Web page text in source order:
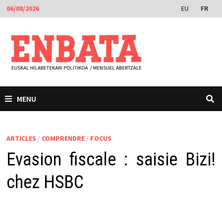
Passer
au
contenu
06/08/2026 EU FR
MENU
ARTICLES / COMPRENDRE/ FOCUS
Evasion fiscale : saisie Bizi!
chez HSBC